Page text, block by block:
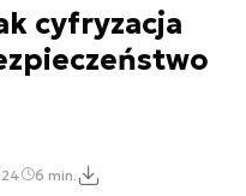
cyfryzacja
6 min.